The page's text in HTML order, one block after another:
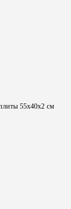
55х40х2 см